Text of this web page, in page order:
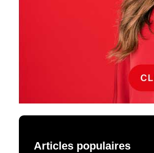
Articles populaires